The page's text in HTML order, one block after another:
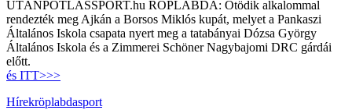
UTÁNPÓTLÁSSPORT.hu RÖPLABDA: Ötödik alkalommal
rendezték meg Ajkán a Borsos Miklós kupát, melyet a Pankaszi
Általános Iskola csapata nyert meg a tatabányai Dózsa György
Általános Iskola és a Zimmerei Schöner Nagybajomi DRC gárdái
előtt.
és ITT>>>
Hírekröplabdasport